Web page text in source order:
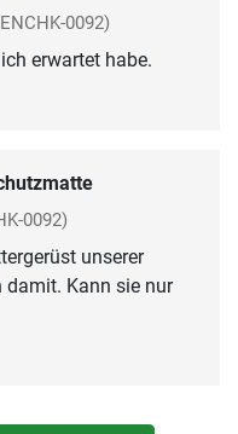
0092)
0092)
unserer
damit. Kann sie nur